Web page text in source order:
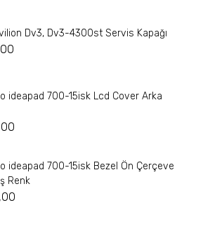
Dv3, Dv3-4300st Servis Kapağı
ideapad 700-15isk Lcd Cover Arka
ideapad 700-15isk Bezel Ön Çerçeve
Renk